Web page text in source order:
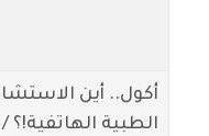
أكول.. أين
الطبية الهاتفية!؟ /